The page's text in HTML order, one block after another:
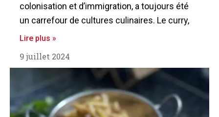
colonisation et d’immigration, a toujours été
un carrefour de cultures culinaires. Le curry,
Lire plus »
9 juillet 2024